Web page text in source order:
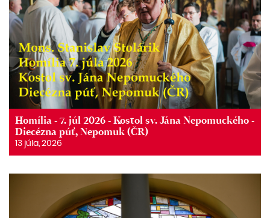
Homília - 7. júl 2026 - Kostol sv. Jána Nepomuckého -
Diecézna púť, Nepomuk (ČR)
13 júla, 2026